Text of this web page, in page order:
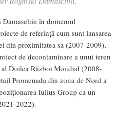
Damaschin în domeniul
de referință cum sunt lansarea
din proximitatea sa (2007-2009),
de decontaminare a unui teren
Doilea Război Mondial (2008-
Promenada din zona de Nord a
Iulius Group ca un
2022).